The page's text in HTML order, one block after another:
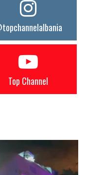
Top Channel